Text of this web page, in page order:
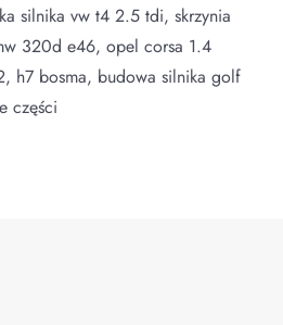
silnika vw t4 2.5 tdi, skrzynia
320d e46, opel corsa 1.4
h7 bosma, budowa silnika golf
części